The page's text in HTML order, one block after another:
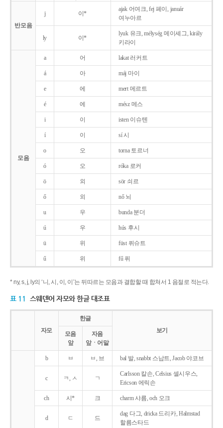
반모음
j 이*
ajak 어여크, fej 페이, január
여누아르
ly 이*
lyuk 유크, mélység 메이셰그, király
키라이
모음
a 어 lakat 러커트
á 아 máj 마이
e 에 mert 메르트
é 에 mész 메스
i 이 isten 이슈텐
í 이 sí 시
o 오 torna 토르너
ó 오 róka 로커
ö 외 sör 쇠르
ő 외 nő 뇌
u 우 bunda 분더
ú 우 hús 후시
ü 위 füst 퓌슈트
ű 위 fű 퓌
* ny, s, j, ly의 ‘니, 시, 이, 이’는 뒤따르는 모음과 결합할 때 합쳐서 1 음절로 적는다.
표 11 스웨덴어 자모와 한글 대조표
자모
한글
보기
모음
앞
자음
앞ㆍ어말
b ㅂ ㅂ, 브 bal 발, snabbt 스납트, Jacob 야코브
c ㅋ, ㅅ ㄱ
Carlsson 칼손, Celsius 셀시우스,
Ericson 에릭손
ch 시* 크 charm 샤름, och 오크
d ㄷ 드
dag 다그, dricka 드리카, Halmstad
할름스타드